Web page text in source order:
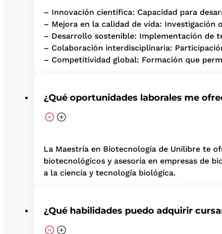
– Innovación científica: Capacidad para
– Mejora en la calidad de vida:
– Desarrollo sostenible: Implementación de
– Colaboración interdisciplinaria:
– Competitividad global: Formación que
¿Qué oportunidades laborales me
La Maestría en Biotecnología de Unilibre te
biotecnológicos y asesoría en empresas de
a la ciencia y tecnología biológica.
¿Qué habilidades puedo adquirir